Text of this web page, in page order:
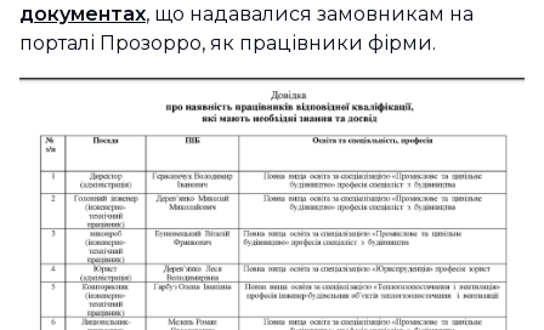
документах, що надавалися замовникам на
порталі Прозорро, як працівники фірми.